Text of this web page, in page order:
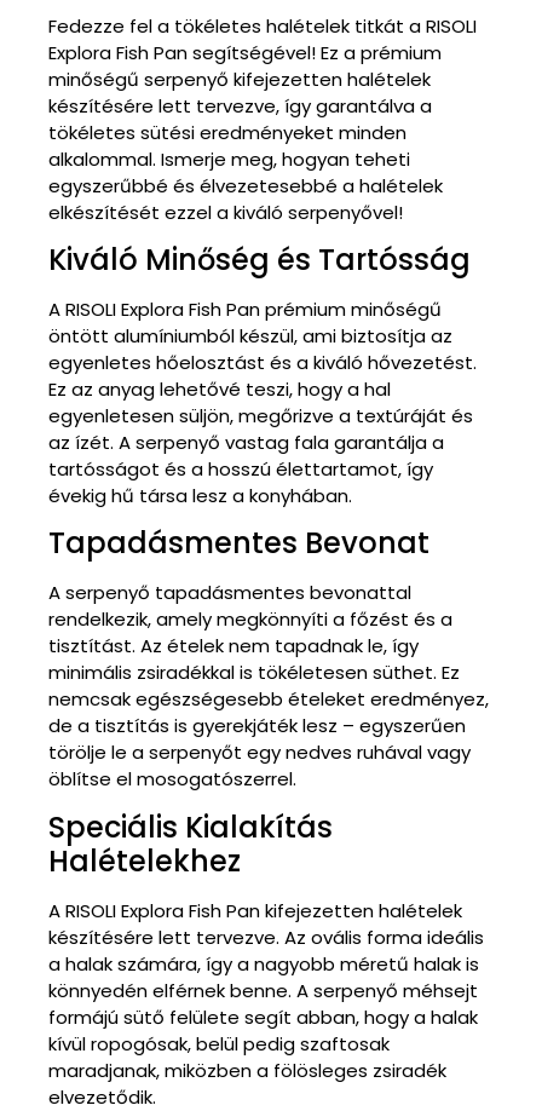
Fedezze fel a tökéletes halételek titkát a RISOLI
Explora Fish Pan segítségével! Ez a prémium
minőségű serpenyő kifejezetten halételek
készítésére lett tervezve, így garantálva a
tökéletes sütési eredményeket minden
alkalommal. Ismerje meg, hogyan teheti
egyszerűbbé és élvezetesebbé a halételek
elkészítését ezzel a kiváló serpenyővel!
Kiváló Minőség és Tartósság
A RISOLI Explora Fish Pan prémium minőségű
öntött alumíniumból készül, ami biztosítja az
egyenletes hőelosztást és a kiváló hővezetést.
Ez az anyag lehetővé teszi, hogy a hal
egyenletesen süljön, megőrizve a textúráját és
az ízét. A serpenyő vastag fala garantálja a
tartósságot és a hosszú élettartamot, így
évekig hű társa lesz a konyhában.
Tapadásmentes Bevonat
A serpenyő tapadásmentes bevonattal
rendelkezik, amely megkönnyíti a főzést és a
tisztítást. Az ételek nem tapadnak le, így
minimális zsiradékkal is tökéletesen süthet. Ez
nemcsak egészségesebb ételeket eredményez,
de a tisztítás is gyerekjáték lesz – egyszerűen
törölje le a serpenyőt egy nedves ruhával vagy
öblítse el mosogatószerrel.
Speciális Kialakítás
Halételekhez
A RISOLI Explora Fish Pan kifejezetten halételek
készítésére lett tervezve. Az ovális forma ideális
a halak számára, így a nagyobb méretű halak is
könnyedén elférnek benne. A serpenyő méhsejt
formájú sütő felülete segít abban, hogy a halak
kívül ropogósak, belül pedig szaftosak
maradjanak, miközben a fölösleges zsiradék
elvezetődik.